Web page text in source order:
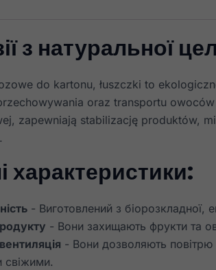
з натуральної
do kartonu, łuszczki to
oraz transportu
zapewniają stabilizację produktów,
характеристики:
- Виготовлений з біорозкладної,
- Вони захищають фрукти та
- Вони дозволяють
свіжими.